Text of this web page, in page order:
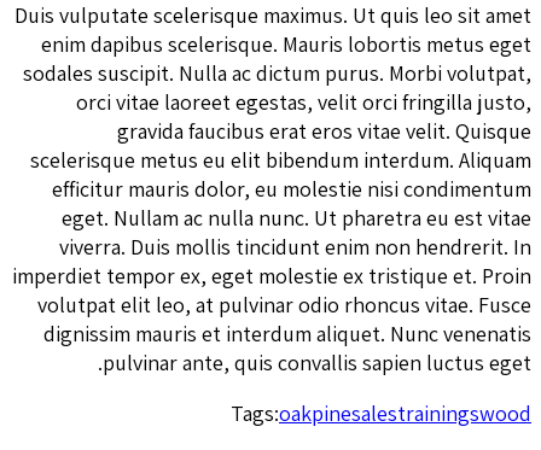
Duis vulputate scelerisque maximus. Ut quis leo sit amet
enim dapibus scelerisque. Mauris lobortis metus eget
sodales suscipit. Nulla ac dictum purus. Morbi volutpat,
orci vitae laoreet egestas, velit orci fringilla justo,
gravida faucibus erat eros vitae velit. Quisque
scelerisque metus eu elit bibendum interdum. Aliquam
efficitur mauris dolor, eu molestie nisi condimentum
eget. Nullam ac nulla nunc. Ut pharetra eu est vitae
viverra. Duis mollis tincidunt enim non hendrerit. In
imperdiet tempor ex, eget molestie ex tristique et. Proin
volutpat elit leo, at pulvinar odio rhoncus vitae. Fusce
dignissim mauris et interdum aliquet. Nunc venenatis
pulvinar ante, quis convallis sapien luctus eget.
Tags:oakpinesalestrainingswood